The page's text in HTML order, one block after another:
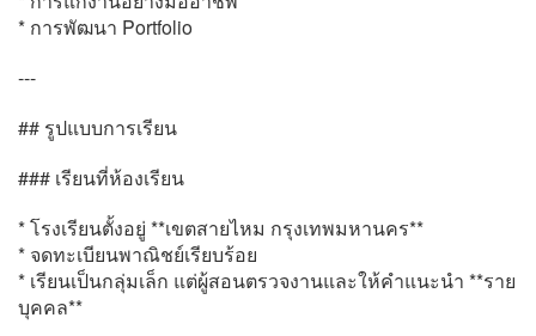
* การพัฒนา Portfolio
---
## รูปแบบการเรียน
### เรียนที่ห้องเรียน
* โรงเรียนตั้งอยู่ **เขตสายไหม กรุงเทพมหานคร**
* จดทะเบียนพาณิชย์เรียบร้อย
* เรียนเป็นกลุ่มเล็ก แต่ผู้สอนตรวจงานและให้คำแนะนำ **ราย
บุคคล**